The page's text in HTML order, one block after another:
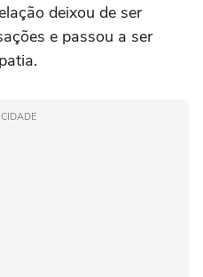
deixou de ser
e passou a ser